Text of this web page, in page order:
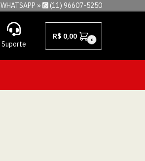
WHATSAPP » (11) 96607-5250
Suporte
R$ 0,00 0